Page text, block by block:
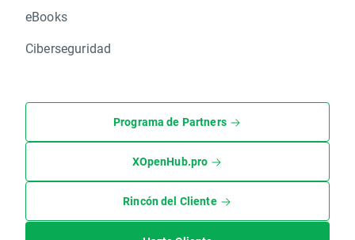
eBooks
Ciberseguridad
Programa de Partners
XOpenHub.pro
Rincón del Cliente